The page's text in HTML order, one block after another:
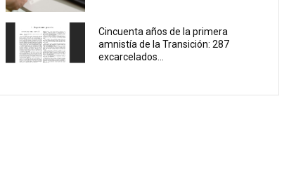
Cincuenta años de la primera
amnistía de la Transición: 287
excarcelados...